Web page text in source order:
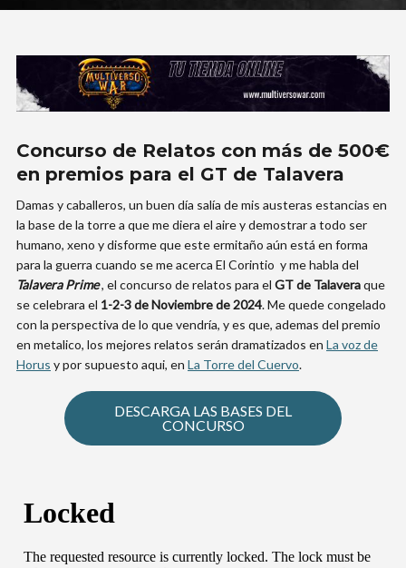
Concurso de Relatos con más de 500€
en premios para el GT de Talavera
Damas y caballeros, un buen día salía de mis austeras estancias en
la base de la torre a que me diera el aire y demostrar a todo ser
humano, xeno y disforme que este ermitaño aún está en forma
para la guerra cuando se me acerca El Corintio y me habla del
Talavera Prime, el concurso de relatos para el GT de Talaveraque
se celebrara el 1-2-3 de Noviembre de 2024. Me quede congelado
con la perspectiva de lo que vendría, y es que, ademas del premio
en metalico, los mejores relatos serán dramatizados en La voz de
Horus y por supuesto aqui, en La Torre del Cuervo.
DESCARGA LAS BASES DEL
CONCURSO